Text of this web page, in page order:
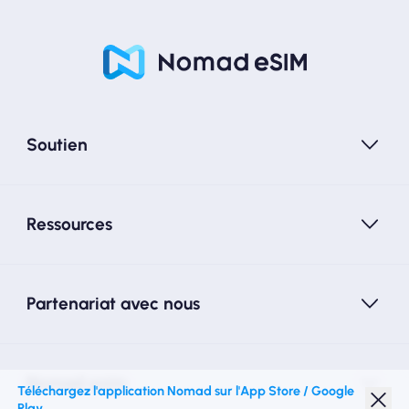
Soutien
Ressources
Partenariat avec nous
Nomad esim
Téléchargez l'application Nomad sur l'App Store / Google